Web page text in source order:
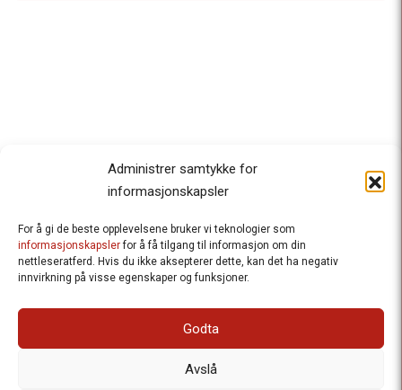
Administrer samtykke for
informasjonskapsler
For å gi de beste opplevelsene bruker vi teknologier som
informasjonskapslerfor å få tilgang til informasjon om din
nettleseratferd. Hvis du ikke aksepterer dette, kan det ha negativ
innvirkning på visse egenskaper og funksjoner.
Godta
Avslå
Besteforeldrenes klimaaksjon
Ansvarlig redaktør
: Halfdan Wiik |
: Postboks 1231 Vika, 0110 Oslo.
Organisasjonsnummer